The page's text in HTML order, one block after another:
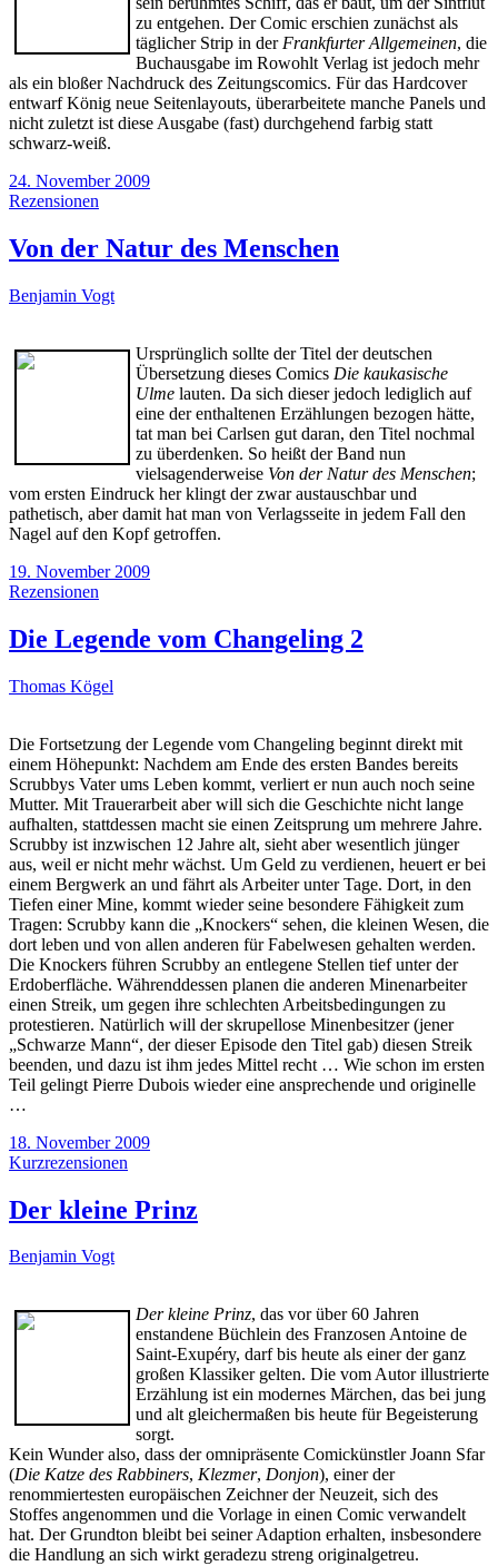
zu entgehen. Der Comic erschien zunächst als
täglicher Strip in der Frankfurter Allgemeinen, die
Buchausgabe im Rowohlt Verlag ist jedoch mehr
als ein bloßer Nachdruck des Zeitungscomics. Für das Hardcover
entwarf König neue Seitenlayouts, überarbeitete manche Panels und
nicht zuletzt ist diese Ausgabe (fast) durchgehend farbig statt
schwarz-weiß.
24. November 2009
Rezensionen
Von der Natur des Menschen
Benjamin Vogt
Ursprünglich sollte der Titel der deutschen
Übersetzung dieses Comics Die kaukasische
Ulme lauten. Da sich dieser jedoch lediglich auf
eine der enthaltenen Erzählungen bezogen hätte,
tat man bei Carlsen gut daran, den Titel nochmal
zu überdenken. So heißt der Band nun
vielsagenderweise Von der Natur des Menschen;
vom ersten Eindruck her klingt der zwar austauschbar und
pathetisch, aber damit hat man von Verlagsseite in jedem Fall den
Nagel auf den Kopf getroffen.
19. November 2009
Rezensionen
Die Legende vom Changeling 2
Thomas Kögel
Die Fortsetzung der Legende vom Changeling beginnt direkt mit
einem Höhepunkt: Nachdem am Ende des ersten Bandes bereits
Scrubbys Vater ums Leben kommt, verliert er nun auch noch seine
Mutter. Mit Trauerarbeit aber will sich die Geschichte nicht lange
aufhalten, stattdessen macht sie einen Zeitsprung um mehrere Jahre.
Scrubby ist inzwischen 12 Jahre alt, sieht aber wesentlich jünger
aus, weil er nicht mehr wächst. Um Geld zu verdienen, heuert er bei
einem Bergwerk an und fährt als Arbeiter unter Tage. Dort, in den
Tiefen einer Mine, kommt wieder seine besondere Fähigkeit zum
Tragen: Scrubby kann die „Knockers“ sehen, die kleinen Wesen, die
dort leben und von allen anderen für Fabelwesen gehalten werden.
Die Knockers führen Scrubby an entlegene Stellen tief unter der
Erdoberfläche. Währenddessen planen die anderen Minenarbeiter
einen Streik, um gegen ihre schlechten Arbeitsbedingungen zu
protestieren. Natürlich will der skrupellose Minenbesitzer (jener
„Schwarze Mann“, der dieser Episode den Titel gab) diesen Streik
beenden, und dazu ist ihm jedes Mittel recht … Wie schon im ersten
Teil gelingt Pierre Dubois wieder eine ansprechende und originelle
…
18. November 2009
Kurzrezensionen
Der kleine Prinz
Benjamin Vogt
Der kleine Prinz, das vor über 60 Jahren
enstandene Büchlein des Franzosen Antoine de
Saint-Exupéry, darf bis heute als einer der ganz
großen Klassiker gelten. Die vom Autor illustrierte
Erzählung ist ein modernes Märchen, das bei jung
und alt gleichermaßen bis heute für Begeisterung
sorgt.
Kein Wunder also, dass der omnipräsente Comickünstler Joann Sfar
(Die Katze des Rabbiners, Klezmer, Donjon), einer der
renommiertesten europäischen Zeichner der Neuzeit, sich des
Stoffes angenommen und die Vorlage in einen Comic verwandelt
hat. Der Grundton bleibt bei seiner Adaption erhalten, insbesondere
die Handlung an sich wirkt geradezu streng originalgetreu.